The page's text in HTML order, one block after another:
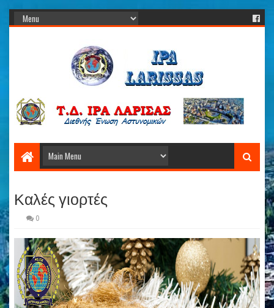
Καλές γιορτές
0